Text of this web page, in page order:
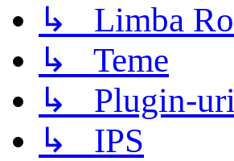
↳ Limba
↳ Teme
↳ Plugin-uri
↳ IPS